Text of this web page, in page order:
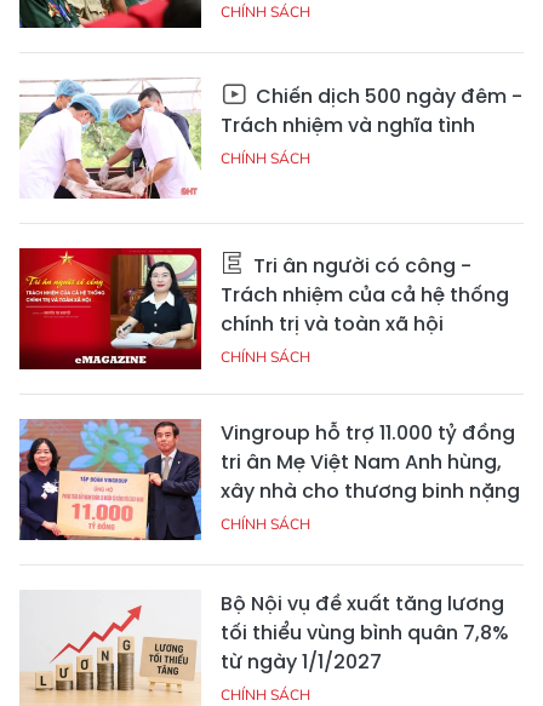
CHÍNH SÁCH
Chiến dịch 500 ngày đêm -
Trách nhiệm và nghĩa tình
CHÍNH SÁCH
Tri ân người có công -
Trách nhiệm của cả hệ thống
chính trị và toàn xã hội
CHÍNH SÁCH
Vingroup hỗ trợ 11.000 tỷ đồng
tri ân Mẹ Việt Nam Anh hùng,
xây nhà cho thương binh nặng
CHÍNH SÁCH
Bộ Nội vụ đề xuất tăng lương
tối thiểu vùng bình quân 7,8%
từ ngày 1/1/2027
CHÍNH SÁCH